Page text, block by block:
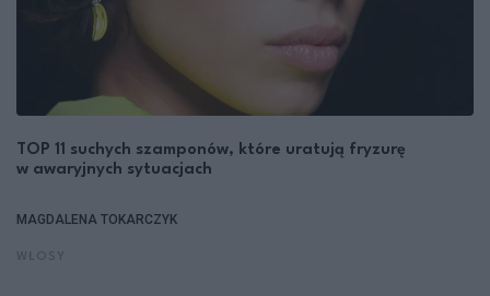
TOP 11 suchych szamponów, które uratują fryzurę
w awaryjnych sytuacjach
MAGDALENA TOKARCZYK